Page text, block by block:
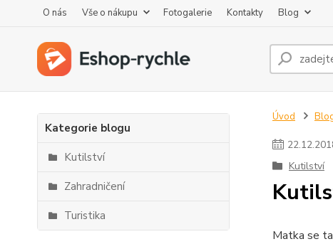
O nás Vše o nákupu Fotogalerie Kontakty Blog
Kategorie blogu
Kutilství
Zahradničení
Turistika
Úvod
22.12.
Kutilství
Matka se